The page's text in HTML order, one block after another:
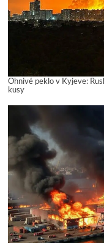
Ohnivé peklo v Kyjeve:
kusy